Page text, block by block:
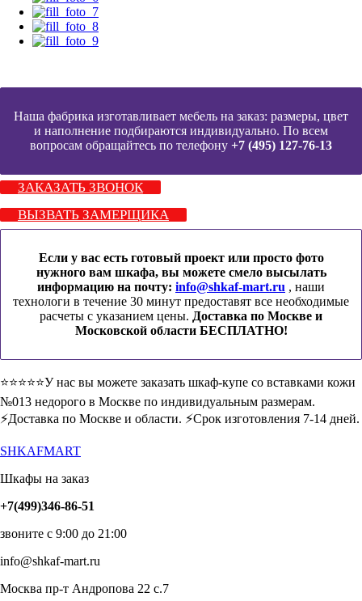
Наша фабрика изготавливает мебель на заказ: размеры, цвет
и наполнение подбираются индивидуально. По всем
вопросам обращайтесь по телефону +7 (495) 127-76-13
ЗАКАЗАТЬ ЗВОНОК
ВЫЗВАТЬ ЗАМЕРЩИКА
Если у вас есть готовый проект или просто фото
нужного вам шкафа, вы можете смело высылать
информацию на почту: info@shkaf-mart.ru , наши
технологи в течение 30 минут предоставят все необходимые
расчеты с указанием цены. Доставка по Москве и
Московской области БЕСПЛАТНО!
⭐️⭐️⭐️⭐️⭐️У нас вы можете заказать шкаф-купе со вставками кожи
№013 недорого в Москве по индивидуальным размерам.
⚡️Доставка по Москве и области. ⚡️Срок изготовления 7-14 дней.
SHKAFMART
Шкафы на заказ
+7(499)346-86-51
звоните с 9:00 до 21:00
info@shkaf-mart.ru
Москва пр-т Андропова 22 с.7